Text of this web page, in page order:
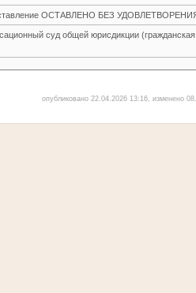
ОСТАВЛЕНО БЕЗ
суд общей юрисдикции (гражданская
опубликовано 22.04.2026 13:16, изменено